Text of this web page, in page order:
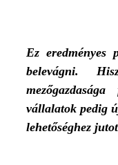
Ez eredményes
belevágni.
vállalatok pedig
lehetőséghez